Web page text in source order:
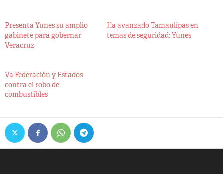
Presenta Yunes su amplio
gabinete para gobernar
Veracruz
Ha avanzado Tamaulipas en
temas de seguridad: Yunes
Va Federación y Estados
contra el robo de
combustibles